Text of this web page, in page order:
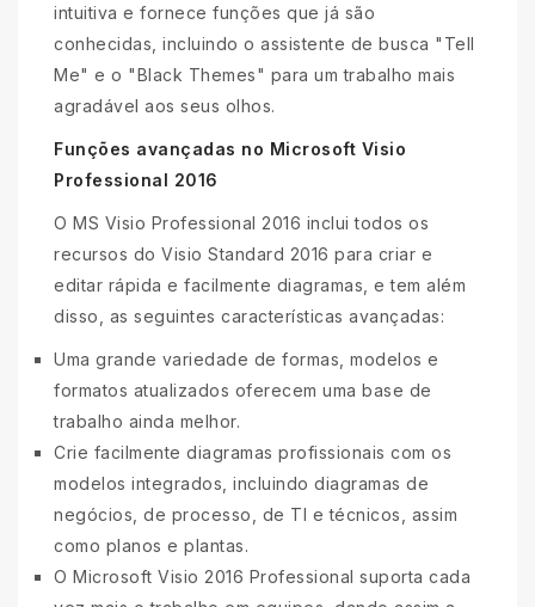
intuitiva e fornece funções que já são
conhecidas, incluindo o assistente de busca "Tell
Me" e o "Black Themes" para um trabalho mais
agradável aos seus olhos.
Funções avançadas no Microsoft Visio
Professional 2016
O MS Visio Professional 2016 inclui todos os
recursos do Visio Standard 2016 para criar e
editar rápida e facilmente diagramas, e tem além
disso, as seguintes características avançadas:
Uma grande variedade de formas, modelos e
formatos atualizados oferecem uma base de
trabalho ainda melhor.
Crie facilmente diagramas profissionais com os
modelos integrados, incluindo diagramas de
negócios, de processo, de TI e técnicos, assim
como planos e plantas.
O Microsoft Visio 2016 Professional suporta cada